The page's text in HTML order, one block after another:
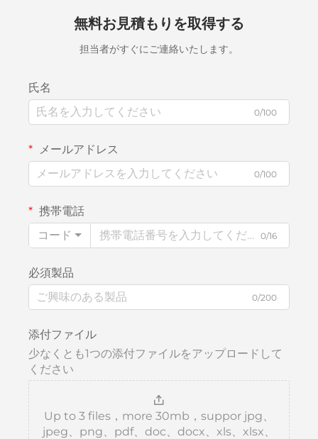
無料お見積もりを取得する
担当者がすぐにご連絡いたします。
氏名
0/100
メールアドレス
0/100
携帯電話
コード
0/16
必須製品
0/200
添付ファイル
少なくとも1つの添付ファイルをアップロードして
ください
Up to 3 files，more 30mb，suppor jpg、
jpeg、png、pdf、doc、docx、xls、xlsx、